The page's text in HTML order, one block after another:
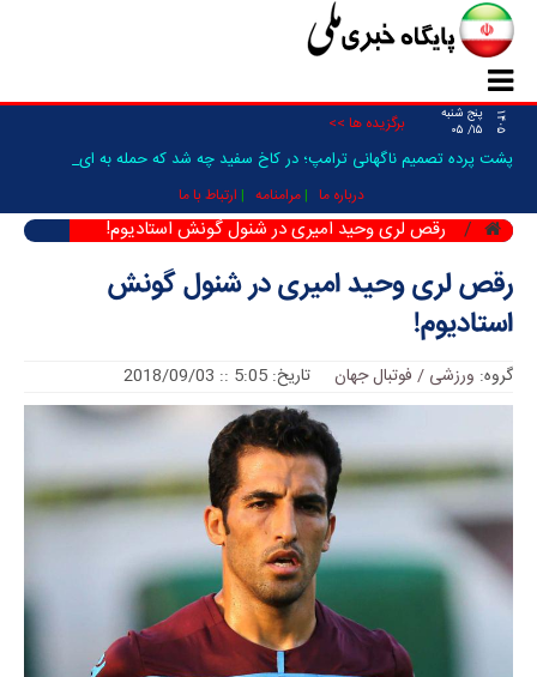
۱۴۰۵
پنج شنبه
۱۵/ ۰۵
برگزیده ها >>
پشت پرده تصمیم ناگهانی ترامپ؛ در کاخ سفید چه شد که حمله به ایران فعل _
درباره ما مرامنامه ارتباط با ما
رقص لری وحید امیری در شنول گونش استادیوم!
رقص لری وحید امیری در شنول گونش
استادیوم!
گروه: ورزشی / فوتبال جهان تاریخ: 5:05 :: 2018/09/03